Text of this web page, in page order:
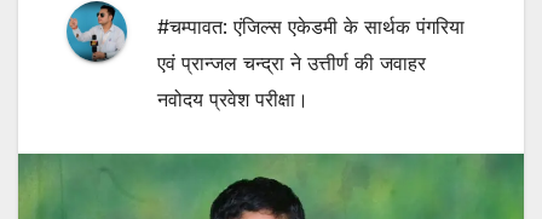
#चम्पावत: एंजिल्स एकेडमी के सार्थक पंगरिया
एवं प्रान्जल चन्द्रा ने उत्तीर्ण की जवाहर
नवोदय प्रवेश परीक्षा।